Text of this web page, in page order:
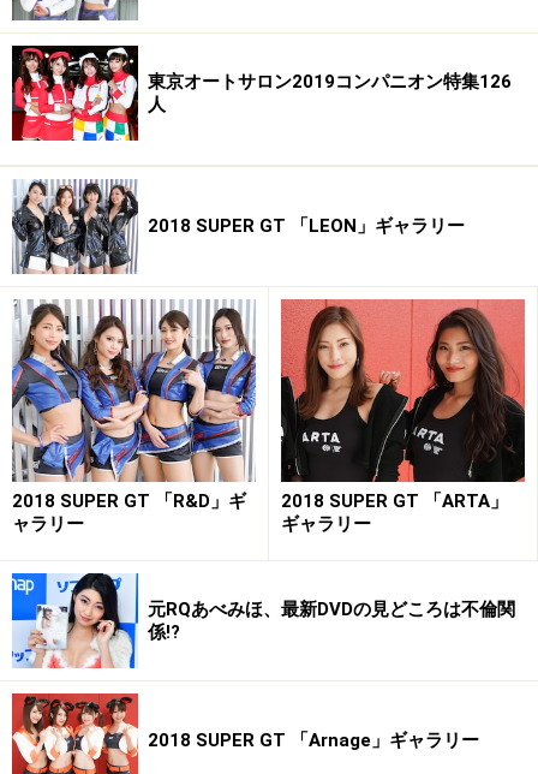
野田桃加／2014 DGRQ
■野田桃加(のだももか)
・誕生日／1993年9月19日
・血液型／O型
・出身地／福岡県
・魅力点／声
・愛称／ももちん
・趣味／ショッピング、食べること
・特技／ダンス
・ブログ／http://ameblo.jp/noda-momoka/
小日向萌／2014 DGRQ
■小日向萌(こひなたもえ)
・誕生日／1992年12月4日
・サイズ／T165 B85 W58 H87
・血液型／A型
・出身地／兵庫県
・魅力点／声、笑顔
・愛称／もへぞー、もへ、もえもえ
東京オートサロン2019コンパニオン特集126
人
2018 SUPER GT 「LEON」ギャラリー
2018 SUPER GT 「R&D」ギ
ャラリー
2018 SUPER GT 「ARTA」
ギャラリー
元RQあべみほ、最新DVDの見どころは不倫関
係!?
2018 SUPER GT 「Arnage」ギャラリー